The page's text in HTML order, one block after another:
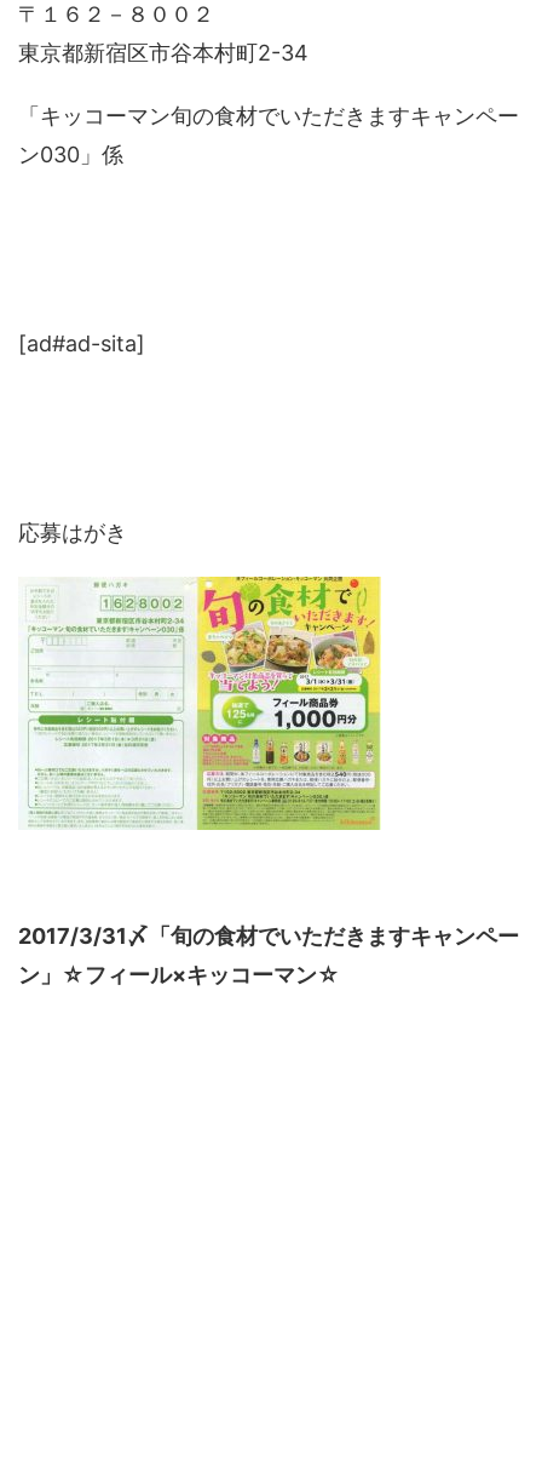
〒１６２－８００２
東京都新宿区市谷本村町2-34
「キッコーマン旬の食材でいただきますキャンペー
ン030」係
[ad#ad-sita]
応募はがき
2017/3/31〆「旬の食材でいただきますキャンペー
ン」☆フィール×キッコーマン☆